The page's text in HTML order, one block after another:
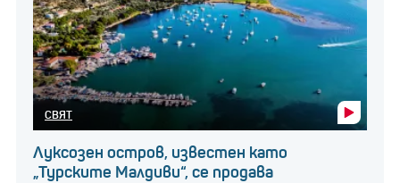
СВЯТ
Луксозен остров, известен като
„Турските Малдиви“, се продава